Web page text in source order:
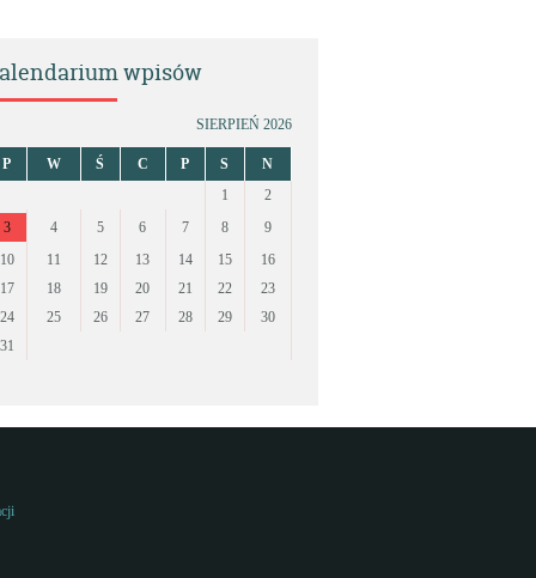
wpisów
SIERPIEŃ 2026
P W Ś C P S
N
1
2
3
4 5 6 7 8
9
10
11 12 13 14 15
16
17
18 19 20 21 22
23
24
25 26 27 28 29
30
31